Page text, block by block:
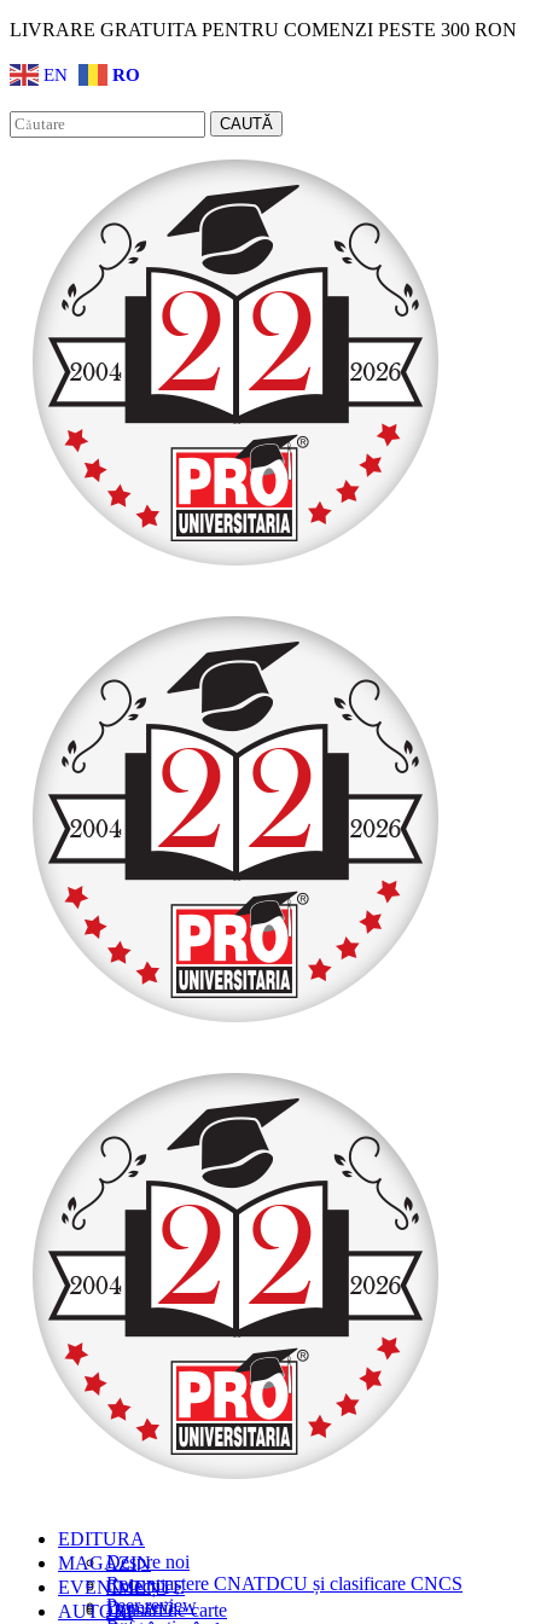
LIVRARE GRATUITA PENTRU COMENZI PESTE 300 RON
EN RO
CAUTĂ
EDITURA
Despre noi
Recunoaștere CNATDCU și clasificare CNCS
Peer review
MAGAZIN
Colecții
Domenii
EVENIMENTE
Lansări de carte
AUTORI